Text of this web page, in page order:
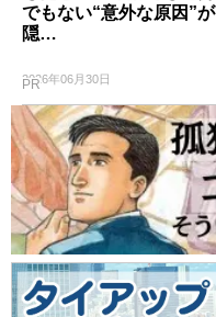
でもない“意外な原因”が
隠…
2026年06月30日
PR